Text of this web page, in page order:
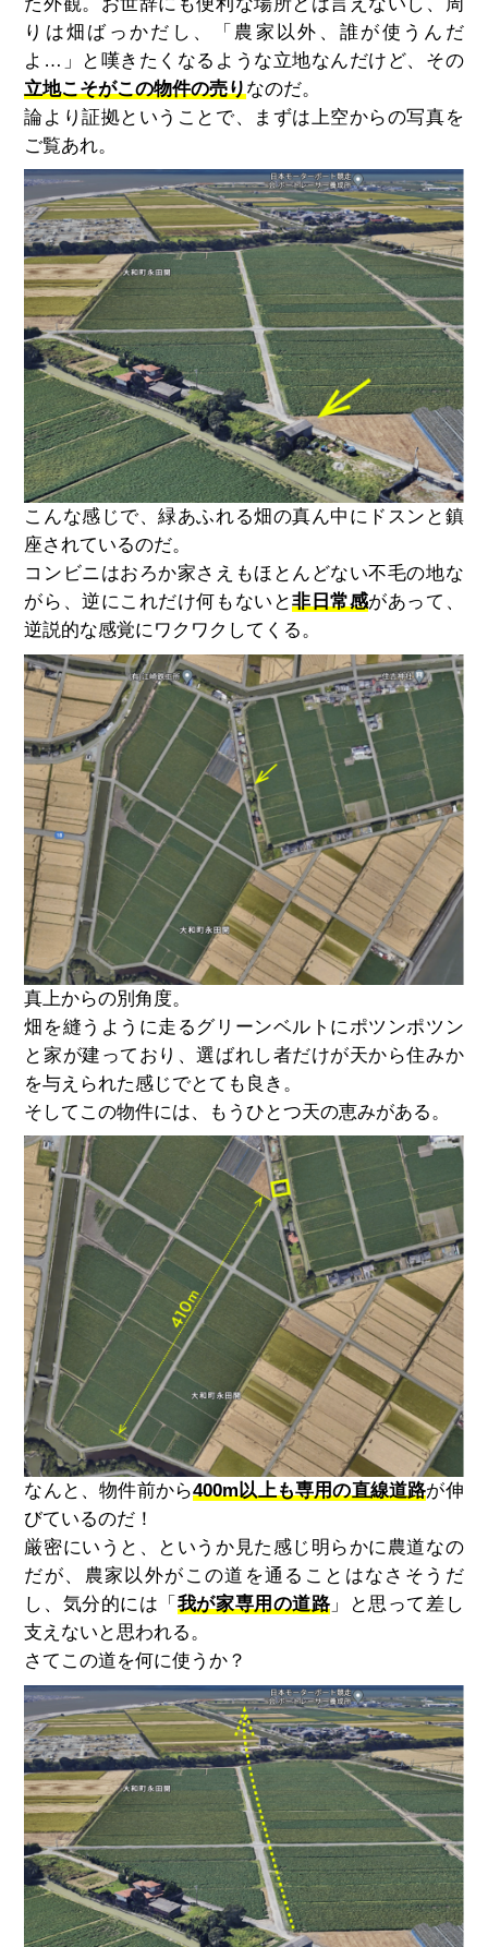
りは畑ばっかだし、「農家以外、誰が使うんだ
よ…」と嘆きたくなるような立地なんだけど、その
立地こそがこの物件の売り なのだ。
論より証拠ということで、まずは上空からの写真を
ご覧あれ。
こんな感じで、緑あふれる畑の真ん中にドスンと鎮
座されているのだ。
コンビニはおろか家さえもほとんどない不毛の地な
がら、逆にこれだけ何もないと非日常感があって、
逆説的な感覚にワクワクしてくる。
真上からの別角度。
畑を縫うように走るグリーンベルトにポツンポツン
と家が建っており、選ばれし者だけが天から住みか
を与えられた感じでとても良き。
そしてこの物件には、もうひとつ天の恵みがある。
なんと、物件前から400m以上も専用の直線道路が伸
びているのだ！
厳密にいうと、というか見た感じ明らかに農道なの
だが、農家以外がこの道を通ることはなさそうだ
し、気分的には「 我が家専用の道路 」と思って差し
支えないと思われる。
さてこの道を何に使うか？